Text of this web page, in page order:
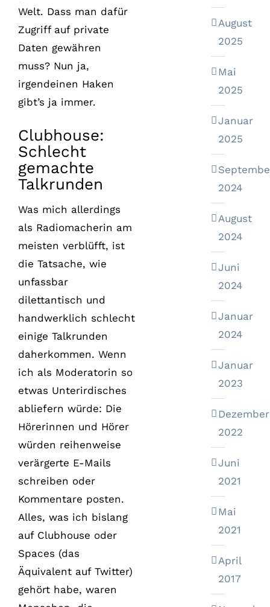
Welt. Dass man dafür
Zugriff auf private
Daten gewähren
muss? Nun ja,
irgendeinen Haken
gibt’s ja immer.
Clubhouse:
Schlecht
gemachte
Talkrunden
Was mich allerdings
als Radiomacherin am
meisten verblüfft, ist
die Tatsache, wie
unfassbar
dilettantisch und
handwerklich schlecht
einige Talkrunden
daherkommen. Wenn
ich als Moderatorin so
etwas Unterirdisches
abliefern würde: Die
Hörerinnen und Hörer
würden reihenweise
verärgerte E-Mails
schreiben oder
Kommentare posten.
Alles, was ich bislang
auf Clubhouse oder
Spaces (das
Äquivalent auf Twitter)
gehört habe, waren
August
2025
Mai
2025
Januar
2025
2024
August
2024
Juni
2024
Januar
2024
Januar
2023
Dezember
2022
Juni
2021
Mai
2021
April
2017